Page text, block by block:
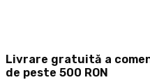
Livrare gratuită a
de peste 500 RON